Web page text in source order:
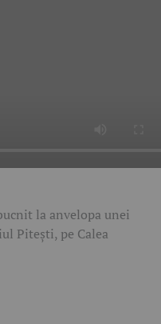
la anvelopa unei
Pitești, pe Calea